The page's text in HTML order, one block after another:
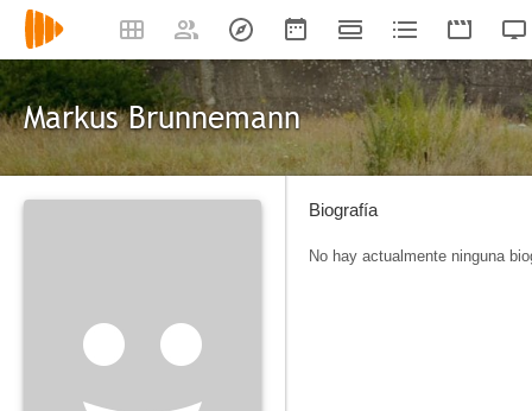
Markus Brunnemann
Biografía
No hay actualmente ninguna